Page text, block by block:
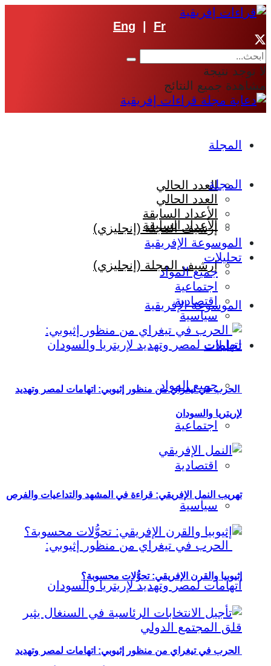
Eng Fr
لا توجد نتيجة
مشاهدة جميع النتائج
المجلة
العدد الحالي
الأعداد السابقة
إرشيف المجلة (إنجليزي)
الموسوعة الإفريقية
تحليلات
جميع المواد
اجتماعية
اقتصادية
سياسية
الحرب في تيغراي من منظور إثيوبي: اتهامات لمصر وتهديد
المجلة
العدد الحالي
الأعداد السابقة
إرشيف المجلة (إنجليزي)
الموسوعة الإفريقية
تحليلات
جميع المواد
اجتماعية
اقتصادية
سياسية
الحرب في تيغراي من منظور إثيوبي: اتهامات لمصر وتهديد
لإريتريا والسودان
تهريب النمل الإفريقي: قراءة في المشهد والتداعيات والفرص
إثيوبيا والقرن الإفريقي: تحوُّلات محسوبة؟